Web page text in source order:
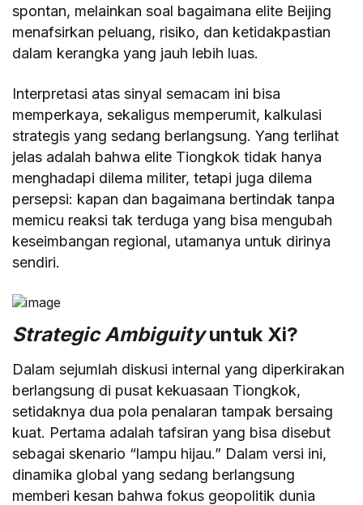
spontan, melainkan soal bagaimana elite Beijing
menafsirkan peluang, risiko, dan ketidakpastian
dalam kerangka yang jauh lebih luas.
Interpretasi atas sinyal semacam ini bisa
memperkaya, sekaligus memperumit, kalkulasi
strategis yang sedang berlangsung. Yang terlihat
jelas adalah bahwa elite Tiongkok tidak hanya
menghadapi dilema militer, tetapi juga dilema
persepsi: kapan dan bagaimana bertindak tanpa
memicu reaksi tak terduga yang bisa mengubah
keseimbangan regional, utamanya untuk dirinya
sendiri.
Strategic Ambiguity untuk Xi?
Dalam sejumlah diskusi internal yang diperkirakan
berlangsung di pusat kekuasaan Tiongkok,
setidaknya dua pola penalaran tampak bersaing
kuat. Pertama adalah tafsiran yang bisa disebut
sebagai skenario “lampu hijau.” Dalam versi ini,
dinamika global yang sedang berlangsung
memberi kesan bahwa fokus geopolitik dunia